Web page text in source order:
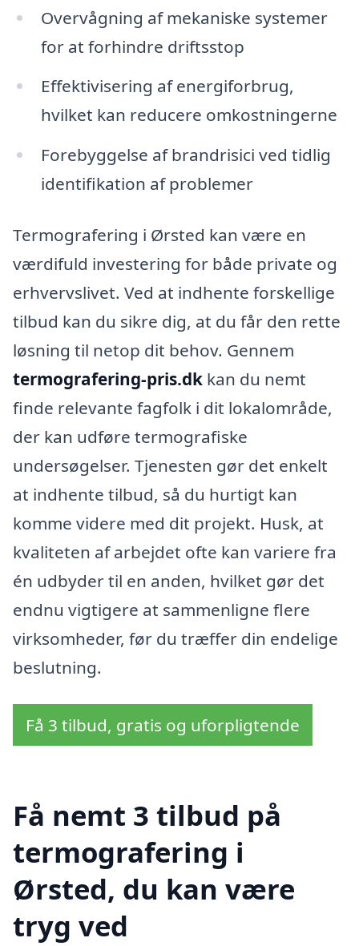
Overvågning af mekaniske systemer
for at forhindre driftsstop
Effektivisering af energiforbrug,
hvilket kan reducere omkostningerne
Forebyggelse af brandrisici ved tidlig
identifikation af problemer
Termografering i Ørsted kan være en
værdifuld investering for både private og
erhvervslivet. Ved at indhente forskellige
tilbud kan du sikre dig, at du får den rette
løsning til netop dit behov. Gennem
termografering-pris.dk kan du nemt
finde relevante fagfolk i dit lokalområde,
der kan udføre termografiske
undersøgelser. Tjenesten gør det enkelt
at indhente tilbud, så du hurtigt kan
komme videre med dit projekt. Husk, at
kvaliteten af arbejdet ofte kan variere fra
én udbyder til en anden, hvilket gør det
endnu vigtigere at sammenligne flere
virksomheder, før du træffer din endelige
beslutning.
Få 3 tilbud, gratis og uforpligtende
Få nemt 3 tilbud på
termografering i
Ørsted, du kan være
tryg ved